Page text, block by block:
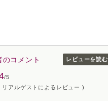
のコメント
/5
アルゲストによるレビュー )
レビューを読む